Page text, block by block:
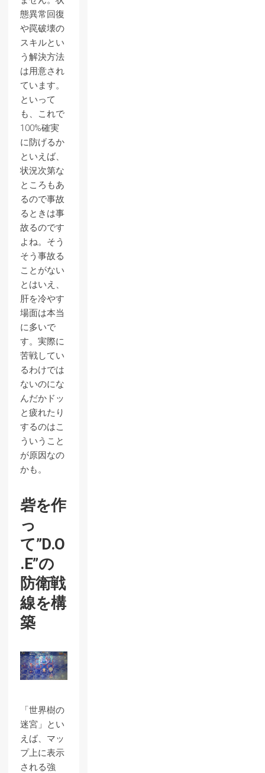
態異常回復
や罠破壊の
スキルとい
う解決方法
は用意され
ています。
といって
も、これで
100%確実
に防げるか
といえば、
状況次第な
ところもあ
るので事故
るときは事
故るのです
よね。そう
そう事故る
ことがない
とはいえ、
肝を冷やす
場面は本当
に多いで
す。実際に
苦戦してい
るわけでは
ないのにな
んだかドッ
と疲れたり
するのはこ
ういうこと
が原因なの
かも。
砦を作
っ
て”D.O
.E”の
防衛戦
線を構
築
「世界樹の
迷宮」とい
えば、マッ
プ上に表示
される強